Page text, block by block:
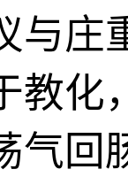
与庄
教化
气回